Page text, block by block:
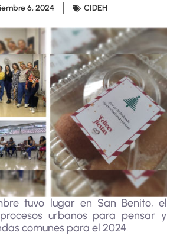
6, 2024 CIDEH
tuvo lugar en San Benito, el
urbanos para pensar y
comunes para el 2024.